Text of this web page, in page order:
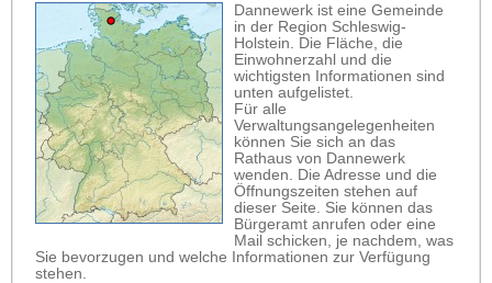
Dannewerk ist eine Gemeinde
in der Region Schleswig-
Holstein. Die Fläche, die
Einwohnerzahl und die
wichtigsten Informationen sind
unten aufgelistet.
Für alle
Verwaltungsangelegenheiten
können Sie sich an das
Rathaus von Dannewerk
wenden. Die Adresse und die
Öffnungszeiten stehen auf
dieser Seite. Sie können das
Bürgeramt anrufen oder eine
Mail schicken, je nachdem, was
Sie bevorzugen und welche Informationen zur Verfügung
stehen.